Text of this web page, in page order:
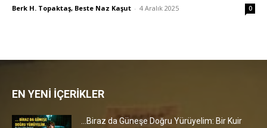
Berk H. Topaktaş, Beste Naz Kaşut - 4 Aralık 2025 0
EN YENİ İÇERİKLER
…Biraz da Güneşe Doğru Yürüyelim: Bir Kuir